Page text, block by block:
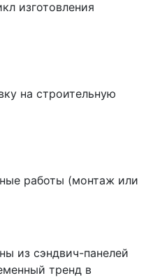
изготовления
на строительную
работы (монтаж или
из сэндвич-панелей
тренд в